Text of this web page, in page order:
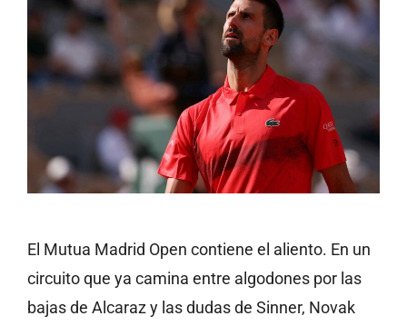
El Mutua Madrid Open contiene el aliento. En un
circuito que ya camina entre algodones por las
bajas de Alcaraz y las dudas de Sinner, Novak